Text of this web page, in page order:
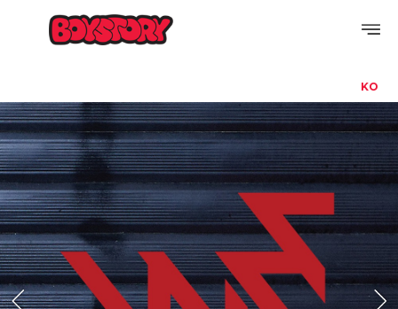
PROFILE
DISCOGRAPHY
GALLERY
VIDEO
NOTICE
KO